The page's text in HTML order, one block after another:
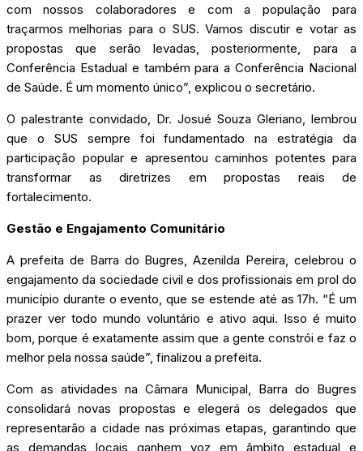
com nossos colaboradores e com a população para
traçarmos melhorias para o SUS. Vamos discutir e votar as
propostas que serão levadas, posteriormente, para a
Conferência Estadual e também para a Conferência Nacional
de Saúde. É um momento único”, explicou o secretário.
O palestrante convidado, Dr. Josué Souza Gleriano, lembrou
que o SUS sempre foi fundamentado na estratégia da
participação popular e apresentou caminhos potentes para
transformar as diretrizes em propostas reais de
fortalecimento.
Gestão e Engajamento Comunitário
A prefeita de Barra do Bugres, Azenilda Pereira, celebrou o
engajamento da sociedade civil e dos profissionais em prol do
município durante o evento, que se estende até as 17h. “É um
prazer ver todo mundo voluntário e ativo aqui. Isso é muito
bom, porque é exatamente assim que a gente constrói e faz o
melhor pela nossa saúde”, finalizou a prefeita.
Com as atividades na Câmara Municipal, Barra do Bugres
consolidará novas propostas e elegerá os delegados que
representarão a cidade nas próximas etapas, garantindo que
as demandas locais ganhem voz em âmbito estadual e